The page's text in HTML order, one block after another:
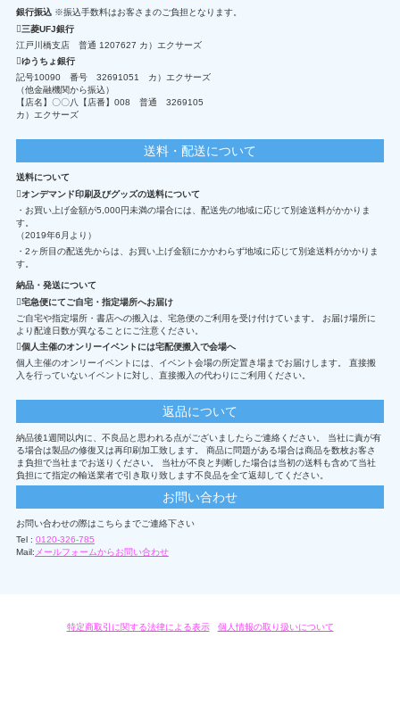
銀行振込 ※振込手数料はお客さまのご負担となります。
三菱UFJ銀行
江戸川橋支店 普通 1207627 カ）エクサーズ
ゆうちょ銀行
記号10090 番号 32691051 カ）エクサーズ
（他金融機関から振込）
【店名】〇〇八【店番】008 普通 3269105
カ）エクサーズ
送料・配送について
送料について
オンデマンド印刷及びグッズの送料について
・お買い上げ金額が5,000円未満の場合には、配送先の地域に応じて別途送料がかかりま
す。
（2019年6月より）
・2ヶ所目の配送先からは、お買い上げ金額にかかわらず地域に応じて別途送料がかかりま
す。
納品・発送について
宅急便にてご自宅・指定場所へお届け
ご自宅や指定場所・書店への搬入は、宅急便のご利用を受け付けています。 お届け場所に
より配達日数が異なることにご注意ください。
個人主催のオンリーイベントには宅配便搬入で会場へ
個人主催のオンリーイベントには、イベント会場の所定置き場までお届けします。 直接搬
入を行っていないイベントに対し、直接搬入の代わりにご利用ください。
返品について
納品後1週間以内に、不良品と思われる点がございましたらご連絡ください。 当社に責が有
る場合は製品の修復又は再印刷加工致します。 商品に問題がある場合は商品を数枚お客さ
ま負担で当社までお送りください。 当社が不良と判断した場合は当初の送料も含めて当社
負担にて指定の輸送業者で引き取り致します不良品を全て返却してください。
お問い合わせ
お問い合わせの際はこちらまでご連絡下さい
Tel : 0120-326-785
Mail: メールフォームからお問い合わせ
特定商取引に関する法律による表示/ 個人情報の取り扱いについて